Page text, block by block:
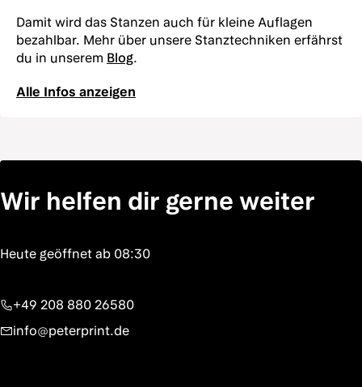
Damit wird das Stanzen auch für kleine Auflagen
bezahlbar. Mehr über unsere Stanztechniken erfährst
du in unserem Blog.
Alle Infos anzeigen
Wir helfen dir gerne weiter
+49 208 880 26580
info@peterprint.de